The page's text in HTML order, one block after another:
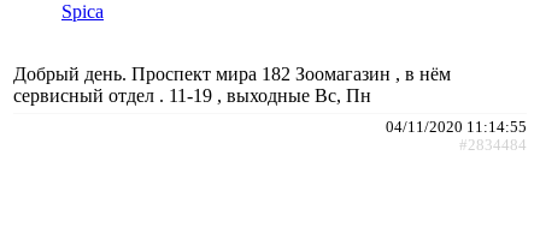
Spica
Добрый день. Проспект мира 182 Зоомагазин , в нём
сервисный отдел . 11-19 , выходные Вс, Пн
04/11/2020 11:14:55
#2834484